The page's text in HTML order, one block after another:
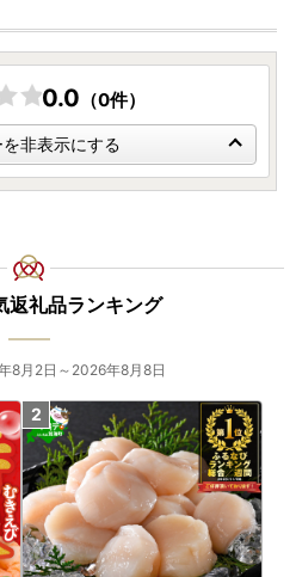
0.0 （0件）
を非表示にする
返礼品ランキング
8月2日～2026年8月8日